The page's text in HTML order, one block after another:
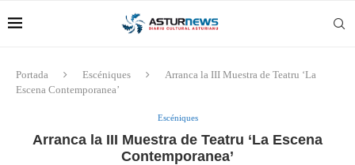
Portada Escéniques
Arranca la III Muestra de Teatru ‘La
Escena Contemporanea’
Escéniques
Arranca la III Muestra de Teatru ‘La Escena
Contemporanea’